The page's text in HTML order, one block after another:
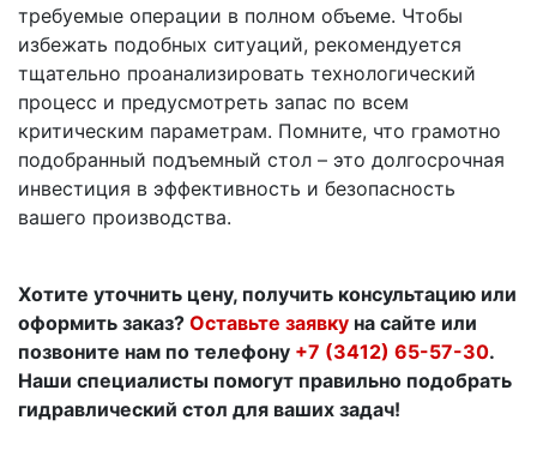
требуемые операции в полном объеме. Чтобы
избежать подобных ситуаций, рекомендуется
тщательно проанализировать технологический
процесс и предусмотреть запас по всем
критическим параметрам. Помните, что грамотно
подобранный подъемный стол – это долгосрочная
инвестиция в эффективность и безопасность
вашего производства.
Хотите уточнить цену, получить консультацию или
оформить заказ? Оставьте заявку на сайте или
позвоните нам по телефону +7 (3412) 65-57-30.
Наши специалисты помогут правильно подобрать
гидравлический стол для ваших задач!